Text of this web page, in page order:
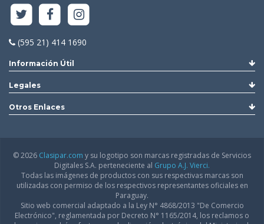
(595 21) 414 1690
Información Útil
Legales
Otros Enlaces
© 2026 Clasipar.com y su logotipo son marcas registradas de Servicios
Digitales S.A. perteneciente al Grupo A.J. Vierci.
Todas las imágenes de productos con sus respectivas marcas son
utilizadas con permiso de los respectivos representantes oficiales en
Paraguay.
Sitio web comercial adaptado a la Ley N° 4868/2013 "De Comercio
Electrónico", reglamentada por Decreto N° 1165/2014, los reclamos o